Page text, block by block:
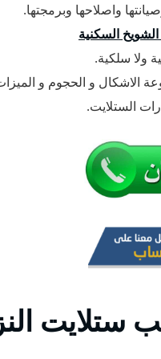
واصلاحها وبرمجتها.
السكنية
ولا سلكية.
الاشكال و الحجوم و
الستلايت.
ستلايت